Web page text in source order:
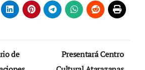
de
Presentará Centro